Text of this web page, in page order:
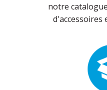
notre
d'accessoires